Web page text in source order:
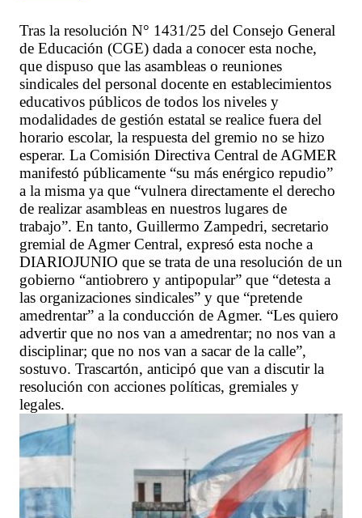
Tras la resolución N° 1431/25 del Consejo General
de Educación (CGE) dada a conocer esta noche,
que dispuso que las asambleas o reuniones
sindicales del personal docente en establecimientos
educativos públicos de todos los niveles y
modalidades de gestión estatal se realice fuera del
horario escolar, la respuesta del gremio no se hizo
esperar. La Comisión Directiva Central de AGMER
manifestó públicamente “su más enérgico repudio”
a la misma ya que “vulnera directamente el derecho
de realizar asambleas en nuestros lugares de
trabajo”. En tanto, Guillermo Zampedri, secretario
gremial de Agmer Central, expresó esta noche a
DIARIOJUNIO que se trata de una resolución de un
gobierno “antiobrero y antipopular” que “detesta a
las organizaciones sindicales” y que “pretende
amedrentar” a la conducción de Agmer. “Les quiero
advertir que no nos van a amedrentar; no nos van a
disciplinar; que no nos van a sacar de la calle”,
sostuvo. Trascartón, anticipó que van a discutir la
resolución con acciones políticas, gremiales y
legales.